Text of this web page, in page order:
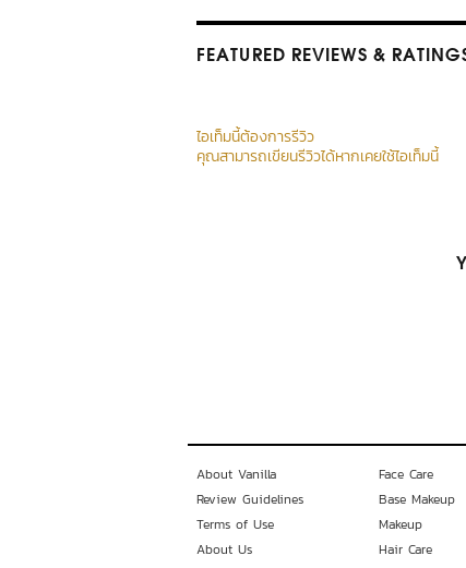
FEATURED REVIEWS &
ไอเท็มนี้ต้องการรีวิว
คุณสามารถเขียนรีวิวได้หากเคยใช้ไอเท็มนี้
About Vanilla
Review Guidelines
Terms of Use
About Us
Face Care
Base Makeup
Makeup
Hair Care